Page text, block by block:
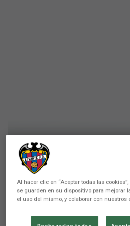
PRIMER EQUIPO
Fernández
encuentro
Al hacer clic en “Aceptar todas las
se guarden en su dispositivo para mejorar
el uso del mismo, y colaborar con nuestros